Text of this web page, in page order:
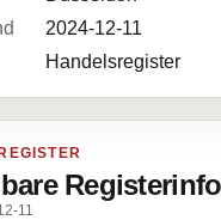
2024-12-11
Handelsregister
11